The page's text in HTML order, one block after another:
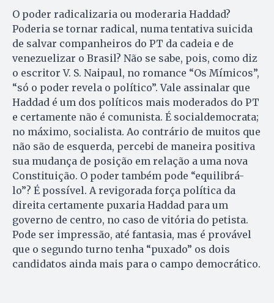
O poder radicalizaria ou moderaria Haddad?
Poderia se tornar radical, numa tentativa suicida
de salvar companheiros do PT da cadeia e de
venezuelizar o Brasil? Não se sabe, pois, como diz
o escritor V. S. Naipaul, no romance “Os Mímicos”,
“só o poder revela o político”. Vale assinalar que
Haddad é um dos políticos mais moderados do PT
e certamente não é comunista. É socialdemocrata;
no máximo, socialista. Ao contrário de muitos que
não são de esquerda, percebi de maneira positiva
sua mudança de posição em relação a uma nova
Constituição. O poder também pode “equilibrá-
lo”? É possível. A revigorada força política da
direita certamente puxaria Haddad para um
governo de centro, no caso de vitória do petista.
Pode ser impressão, até fantasia, mas é provável
que o segundo turno tenha “puxado” os dois
candidatos ainda mais para o campo democrático.